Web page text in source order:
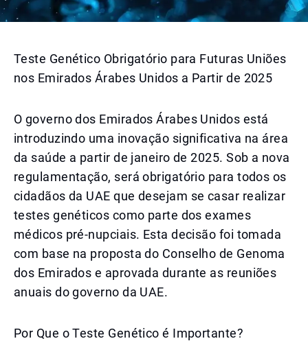
Teste Genético Obrigatório para Futuras Uniões
nos Emirados Árabes Unidos a Partir de 2025
O governo dos Emirados Árabes Unidos está
introduzindo uma inovação significativa na área
da saúde a partir de janeiro de 2025. Sob a nova
regulamentação, será obrigatório para todos os
cidadãos da UAE que desejam se casar realizar
testes genéticos como parte dos exames
médicos pré-nupciais. Esta decisão foi tomada
com base na proposta do Conselho de Genoma
dos Emirados e aprovada durante as reuniões
anuais do governo da UAE.
Por Que o Teste Genético é Importante?